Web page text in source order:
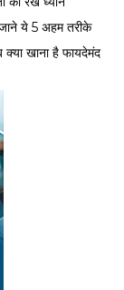
ये 5 अहम तरीके
खाना है फायदेमंद